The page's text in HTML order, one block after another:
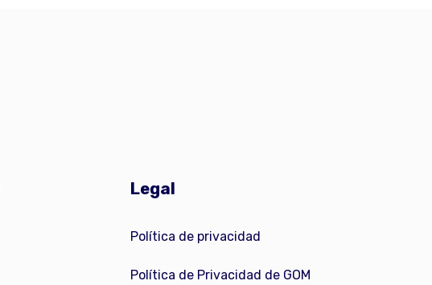
Legal
Política de privacidad
Política de Privacidad de GOM